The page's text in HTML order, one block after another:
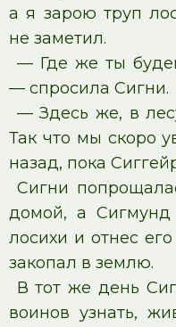
а я зарою труп
не заметил.
— Где же ты
— спросила Сигни.
— Здесь же, в
Так что мы скоро
назад, пока
Сигни
домой, а Сигмунд
лосихи и отнес
закопал в землю.
В тот же день
воинов узнать,